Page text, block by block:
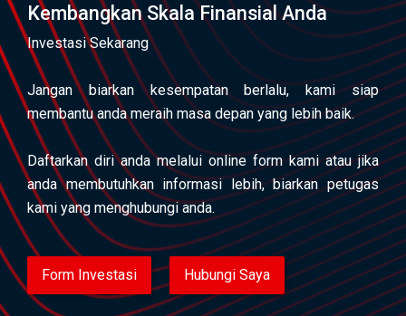
Kembangkan Skala Finansial Anda
Investasi Sekarang
Jangan biarkan kesempatan berlalu, kami siap
membantu anda meraih masa depan yang lebih baik.
Daftarkan diri anda melalui online form kami atau jika
anda membutuhkan informasi lebih, biarkan petugas
kami yang menghubungi anda.
Form Investasi Hubungi Saya